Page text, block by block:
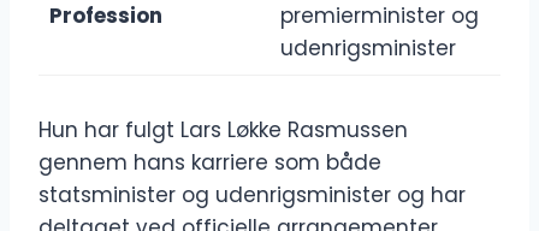
Profession
premierminister og
udenrigsminister
Hun har fulgt Lars Løkke Rasmussen
gennem hans karriere som både
statsminister og udenrigsminister og har